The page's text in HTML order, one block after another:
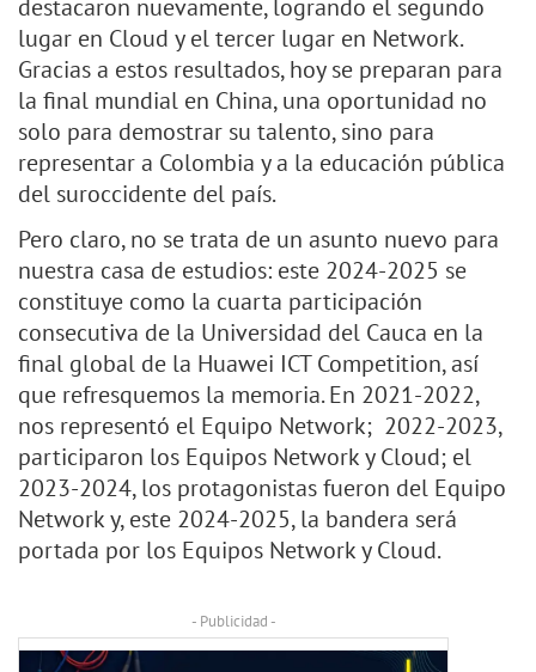
destacaron nuevamente, logrando el segundo
lugar en Cloud y el tercer lugar en Network.
Gracias a estos resultados, hoy se preparan para
la final mundial en China, una oportunidad no
solo para demostrar su talento, sino para
representar a Colombia y a la educación pública
del suroccidente del país.
Pero claro, no se trata de un asunto nuevo para
nuestra casa de estudios: este 2024-2025 se
constituye como la cuarta participación
consecutiva de la Universidad del Cauca en la
final global de la Huawei ICT Competition, así
que refresquemos la memoria. En 2021-2022,
nos representó el Equipo Network; 2022-2023,
participaron los Equipos Network y Cloud; el
2023-2024, los protagonistas fueron del Equipo
Network y, este 2024-2025, la bandera será
portada por los Equipos Network y Cloud.
- Publicidad -